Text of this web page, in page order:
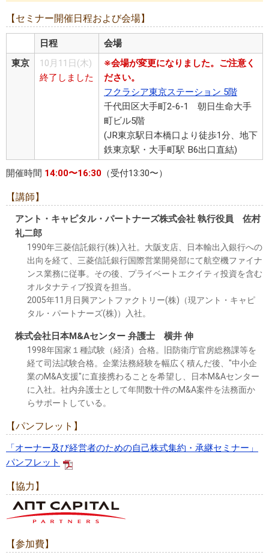
【セミナー開催日程および会場】
日程
会場
東京
10月11日(木)
終了しました
※会場が変更になりました。ご注意く
ださい。
フクラシア東京ステーション 5階
千代田区大手町2-6-1 朝日生命大手
町ビル5階
(JR東京駅日本橋口より徒歩1分、地下
鉄東京駅・大手町駅 B6出口直結)
開催時間 14:00〜16:30 （受付13:30〜）
【講師】
アント・キャピタル・パートナーズ株式会社 執行役員 佐村
礼二郎
1990年三菱信託銀行(株)入社。大阪支店、日本輸出入銀行への
出向を経て、三菱信託銀行国際営業開発部にて航空機ファイナ
ンス業務に従事。その後、プライベートエクイティ投資を含む
オルタナティブ投資を担当。
2005年11月日興アントファクトリー(株)（現アント・キャピ
タル・パートナーズ(株)）入社。
株式会社日本M&Aセンター 弁護士 横井 伸
1998年国家１種試験（経済）合格。旧防衛庁官房総務課等を
経て司法試験合格。企業法務経験を幅広く積んだ後、"中小企
業のM&A支援"に直接携わることを希望し、日本M&Aセンター
に入社。社内弁護士として年間数十件のM&A案件を法務面か
らサポートしている。
【パンフレット】
「オーナー及び経営者のための自己株式集約・承継セミナー」
パンフレット
【協力】
【参加費】